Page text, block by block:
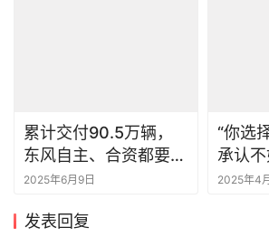
累计交付90.5万辆，
东风自主、合资都要抓
丨一句话点评
2025年6月9日
“你选
承认
2025年4
发表回复